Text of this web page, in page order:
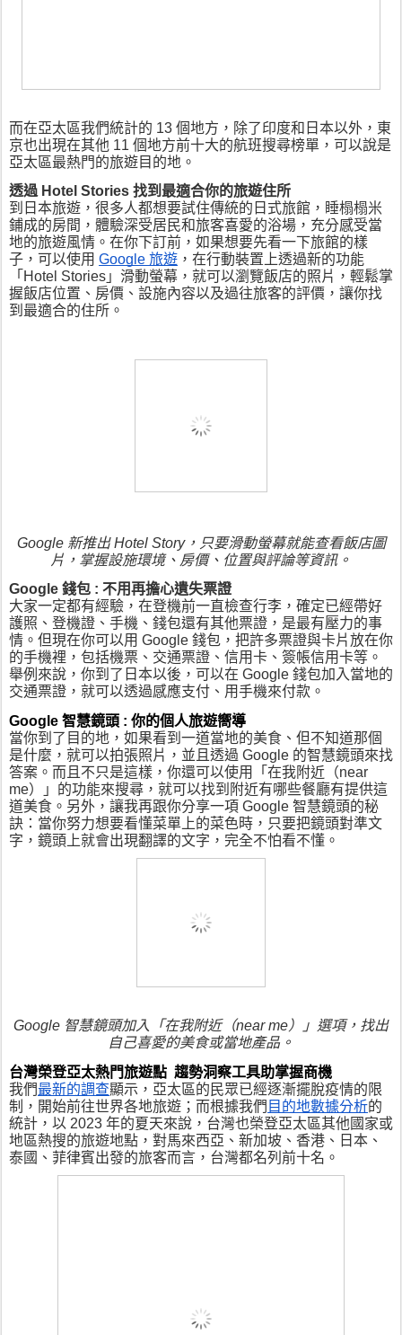
而在亞太區我們統計的 13 個地方，除了印度和日本以外，東
京也出現在其他 11 個地方前十大的航班搜尋榜單，可以說是
亞太區最熱門的旅遊目的地。
到日本旅遊，很多人都想要試住傳統的日式旅館，睡榻榻米
鋪成的房間，體驗深受居民和旅客喜愛的浴場，充分感受當
地的旅遊風情。在你下訂前，如果想要先看一下旅館的樣
子，可以使用 Google 旅遊 ，在行動裝置上透過新的功能
「Hotel Stories」滑動螢幕，就可以瀏覽飯店的照片，輕鬆掌
握飯店位置、房價、設施內容以及過往旅客的評價，讓你找
到最適合的住所。
Google 新推出 Hotel Story，只要滑動螢幕就能查看飯店圖
片，掌握設施環境、房價、位置與評論等資訊。
Google 錢包 : 不用再擔心遺失票證
大家一定都有經驗，在登機前一直檢查行李，確定已經帶好
護照、登機證、手機、錢包還有其他票證，是最有壓力的事
情。但現在你可以用 Google 錢包，把許多票證與卡片放在你
的手機裡，包括機票、交通票證、信用卡、簽帳信用卡等。
舉例來說，你到了日本以後，可以在 Google 錢包加入當地的
交通票證，就可以透過感應支付、用手機來付款。
當你到了目的地，如果看到一道當地的美食、但不知道那個
是什麼，就可以拍張照片，並且透過 Google 的智慧鏡頭來找
答案。而且不只是這樣，你還可以使用「在我附近（near
me）」的功能來搜尋，就可以找到附近有哪些餐廳有提供這
道美食。另外，讓我再跟你分享一項 Google 智慧鏡頭的秘
訣：當你努力想要看懂菜單上的菜色時，只要把鏡頭對準文
字，鏡頭上就會出現翻譯的文字，完全不怕看不懂。
Google 智慧鏡頭加入「在我附近（near me）」選項，找出
自己喜愛的美食或當地產品。
台灣榮登亞太熱門旅遊點  趨勢洞察工具助掌握商機
我們最新的調查顯示，亞太區的民眾已經逐漸擺脫疫情的限
制，開始前往世界各地旅遊；而根據我們 目的地數據分析的
統計，以 2023 年的夏天來說，台灣也榮登亞太區其他國家或
地區熱搜的旅遊地點，對馬來西亞、新加坡、香港、日本、
泰國、菲律賓出發的旅客而言，台灣都名列前十名。